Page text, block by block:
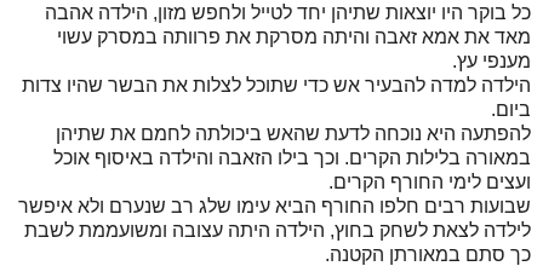
כל בוקר היו יוצאות שתיהן יחד לטייל ולחפש מזון, הילדה אהבה
מאד את אמא זאבה והיתה מסרקת את פרוותה במסרק עשוי
מענפי עץ.
הילדה למדה להבעיר אש כדי שתוכל לצלות את הבשר שהיו צדות
ביום.
להפתעה היא נוכחה לדעת שהאש ביכולתה לחמם את שתיהן
במאורה בלילות הקרים. וכך בילו הזאבה והילדה באיסוף אוכל
ועצים לימי החורף הקרים.
שבועות רבים חלפו החורף הביא עימו שלג רב שנערם ולא איפשר
לילדה לצאת לשחק בחוץ, הילדה היתה עצובה ומשועממת לשבת
כך סתם במאורתן הקטנה.